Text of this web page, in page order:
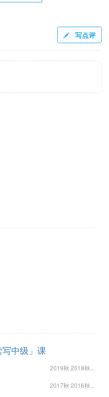
写点评
中级」课
2019秋 2018秋...
2017秋 2016秋...